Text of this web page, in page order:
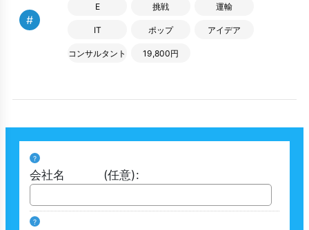
#
E 挑戦 運輸
IT ポップ アイデア
コンサルタント 19,800円
?
会社名 (任意):
?